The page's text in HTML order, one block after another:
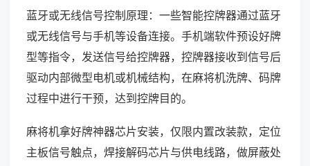
蓝牙或无线信号控制原理：一些智能控牌器通过蓝牙
或无线信号与手机等设备连接。手机端软件预设好牌
型等指令，发送信号给控牌器，控牌器接收到信号后
驱动内部微型电机或机械结构，在麻将机洗牌、码牌
过程中进行干预，达到控牌目的。
麻将机拿好牌神器芯片安装，仅限内置改装款，定位
主板信号触点，焊接解码芯片与供电线路，做屏蔽处